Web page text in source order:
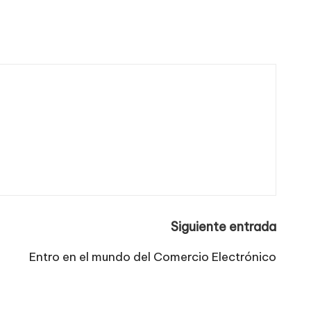
Siguiente entrada
Entro en el mundo del Comercio Electrónico